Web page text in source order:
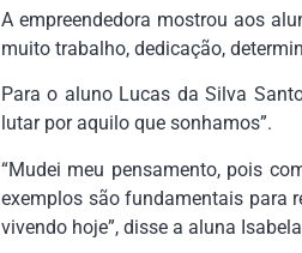
A empreendedora mostrou aos
muito trabalho, dedicação,
Para o aluno Lucas da Silva
lutar por aquilo que sonhamos”.
“Mudei meu pensamento, pois
exemplos são fundamentais para
vivendo hoje”, disse a aluna